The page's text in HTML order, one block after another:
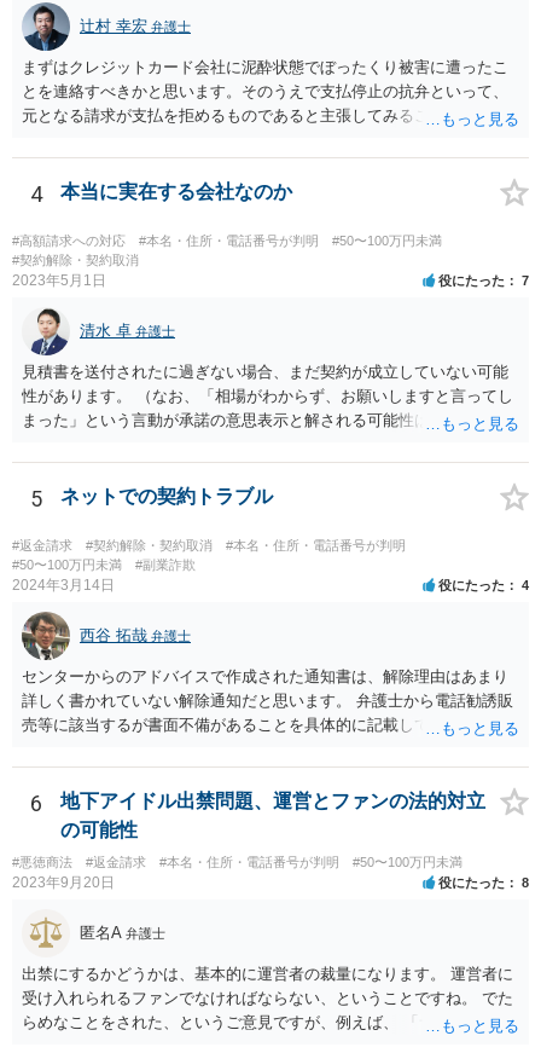
辻村 幸宏 弁護士
まずはクレジットカード会社に泥酔状態でぼったくり被害に遭ったこ
とを連絡すべきかと思います。そのうえで支払停止の抗弁といって、
元となる請求が支払を拒めるものであると主張してみることになるか
かなかシビアかもしれません。 https://zenso.or.jp/wp-content/uploads/
JACAS173%e5%88%a4%e4%be%8b%e7%b4%b9%e4%bb%8b.pdf
4 本当に実在する会社なのか
#高額請求への対応 #本名・住所・電話番号が判明
#50〜100万円未満
#契約解除・契約取消
2023年5月1日 役にたった 7
清水 卓 弁護士
見積書を送付されたに過ぎない場合、まだ契約が成立していない可能
性があります。 （なお、「相場がわからず、お願いしますと言ってし
まった」という言動が承諾の意思表示と解される可能性はあります
る余地があるかもしれません）。 いずれにしても、相手会社の実在
等に不安を感じるのであれば、相手方とのやりとりを一旦保留とし
て、見積書等の相手方の表示（名称、代表者名、住所等）を手がかり
に、法務局で商業•法人登記の登記事項証明書の入手を試みてみる方法
も考えられます（相手の会社が実在する会社なのか、やりとりしてい
る相手が代表権限を有しているのか等について、登記登録の有無や登
録内容を確かめることができます）。 【参考】法務局サイト https://w
ww.moj.go.jp/MINJI/houjintouki.html
5 ネットでの契約トラブル
#返金請求 #契約解除・契約取消
#本名・住所・電話番号が判明
#50〜100万円未満
#副業詐欺
2024年3月14日 役にたった 4
西谷 拓哉 弁護士
センターからのアドバイスで作成された通知書は、解除理由はあまり
詳しく書かれていない解除通知だと思います。 弁護士から電話勧誘販
売等に該当するが書面不備があることを具体的に記載して返金を求め
護士から通知書をおくっても返事がない、低い金額しか返金を提案し
てこない場合、裁判所に提訴することを検討する必要があります。 セ
ンターの方で、消費者事件を取り扱っている弁護士の紹介を受けられ
ないか一度確認してみてください。
6
地下アイドル出禁問題、運営とファンの法的対立
の可能性
#悪徳商法 #返金請求 #本名・住所・電話番号が判明 #50〜100万円未満
2023年9月20日 役にたった 8
匿名A 弁護士
出禁にするかどうかは、基本的に運営者の裁量になります。 運営者に
受け入れられるファンでなければならない、ということですね。 でた
らめなことをされた、というご意見ですが、例えば、 「サービスを購